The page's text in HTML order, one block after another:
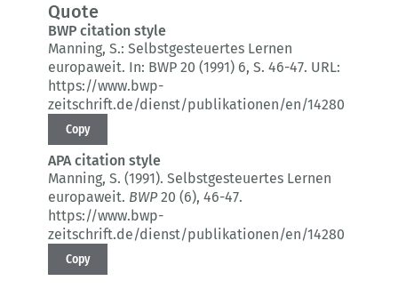
Quote
BWP citation style
Manning, S.: Selbstgesteuertes Lernen
europaweit. In: BWP 20 (1991) 6, S. 46-47. URL:
https://www.bwp-
zeitschrift.de/dienst/publikationen/en/14280
Copy
APA citation style
Manning, S. (1991). Selbstgesteuertes Lernen
europaweit. BWP20 (6), 46-47.
https://www.bwp-
zeitschrift.de/dienst/publikationen/en/14280
Copy